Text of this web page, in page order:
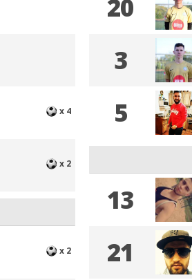
x 4
x 2
x 2
20
3
5
13
21